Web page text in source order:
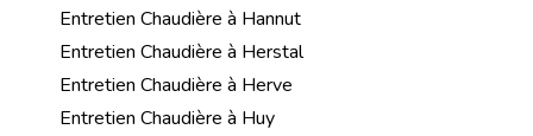
Entretien Chaudière à Hannut
Entretien Chaudière à Herstal
Entretien Chaudière à Herve
Entretien Chaudière à Huy